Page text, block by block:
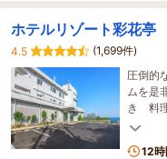
ホテルリゾート彩花亭
4.5
(1,699件)
圧倒的
ムを是
き 料
【無料
12時